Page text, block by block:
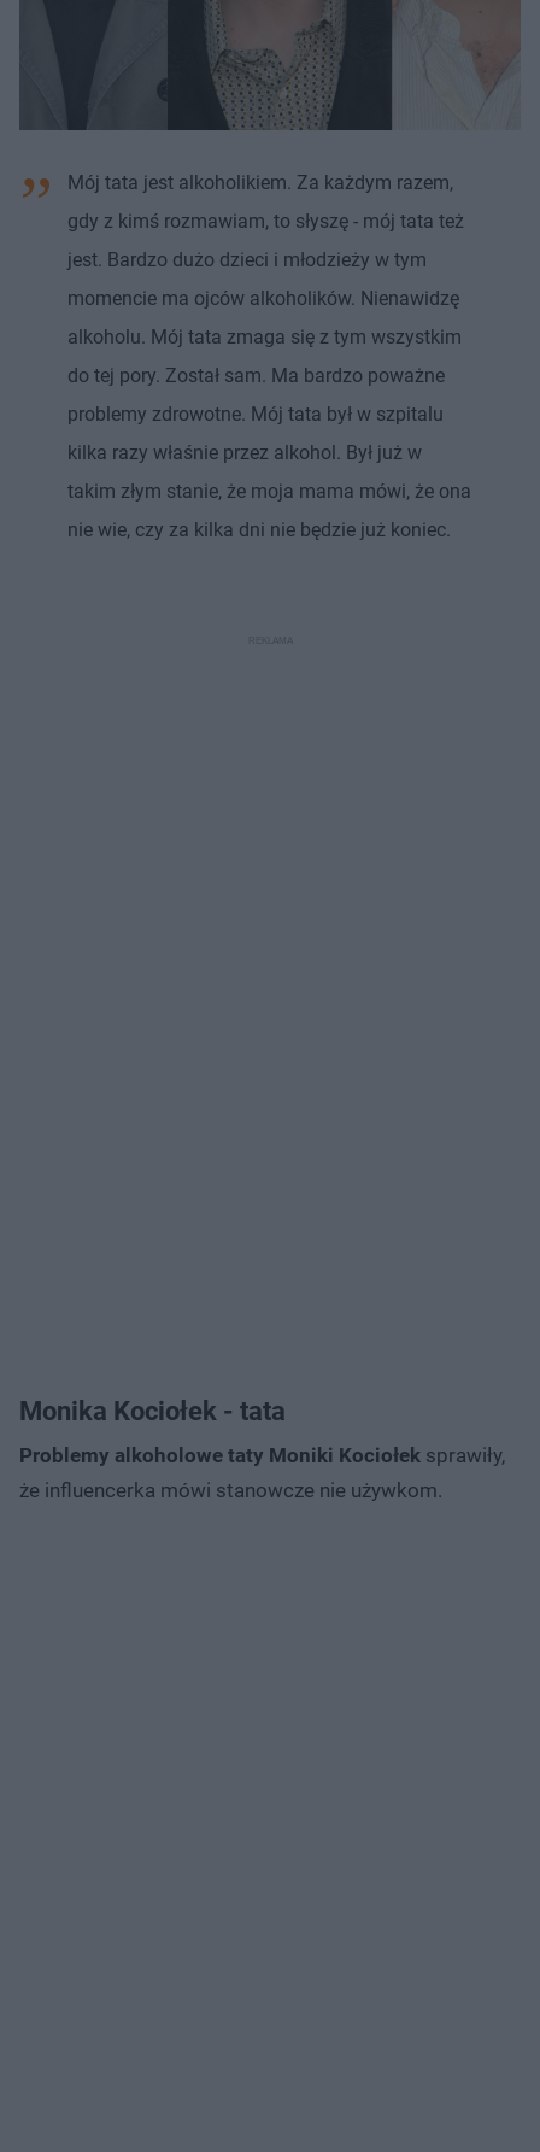
Mój tata jest alkoholikiem. Za każdym razem,
gdy z kimś rozmawiam, to słyszę - mój tata też
jest. Bardzo dużo dzieci i młodzieży w tym
momencie ma ojców alkoholików. Nienawidzę
alkoholu. Mój tata zmaga się z tym wszystkim
do tej pory. Został sam. Ma bardzo poważne
problemy zdrowotne. Mój tata był w szpitalu
kilka razy właśnie przez alkohol. Był już w
takim złym stanie, że moja mama mówi, że ona
nie wie, czy za kilka dni nie będzie już koniec.
Monika Kociołek - tata
Problemy alkoholowe taty Moniki Kociołek sprawiły,
że influencerka mówi stanowcze nie używkom.